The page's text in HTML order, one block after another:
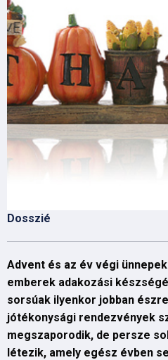
Dosszié
Advent és az év végi
emberek adakozási
sorsúak ilyenkor jobban
jótékonysági rendezvények
megszaporodik, de persze
létezik, amely egész évben